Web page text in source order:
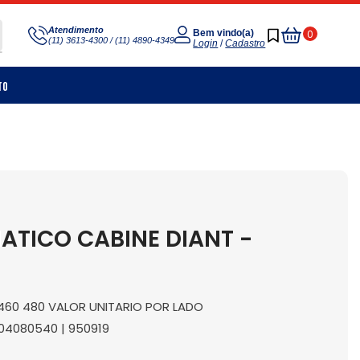
Atendimento
(11) 3613-4300 / (11) 4890-4349
Bem vindo(a)
Login /Cadastro
0
Meu
Carrinho
CABINE DIANT -
480 VALOR UNITARIO POR LADO
| 950919